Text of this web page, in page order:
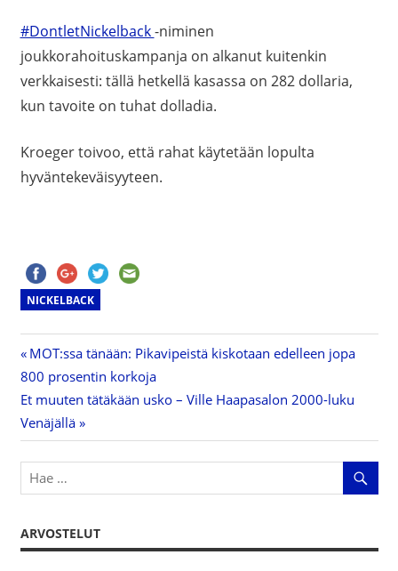
#DontletNickelback-niminen
joukkorahoituskampanja on alkanut kuitenkin
verkkaisesti: tällä hetkellä kasassa on 282 dollaria,
kun tavoite on tuhat dolladia.
Kroeger toivoo, että rahat käytetään lopulta
hyväntekeväisyyteen.
NICKELBACK
Artikkelien
selaus
Previous
Post:
MOT:ssa tänään: Pikavipeistä kiskotaan edelleen jopa
800 prosentin korkoja
Next
Post:
Et muuten tätäkään usko – Ville Haapasalon 2000-luku
Venäjällä
ARVOSTELUT